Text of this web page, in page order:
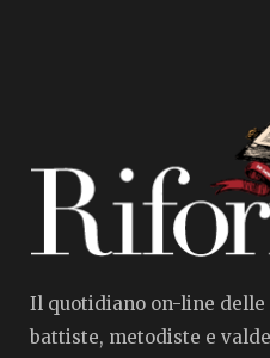
Il quotidiano on-line delle
battiste, metodiste e